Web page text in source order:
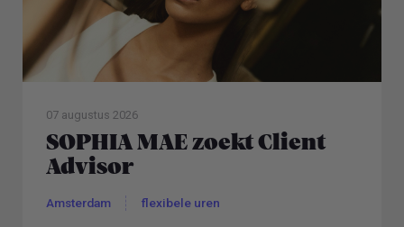
07 augustus 2026
SOPHIA MAE zoekt Client
Advisor
Amsterdam flexibele uren